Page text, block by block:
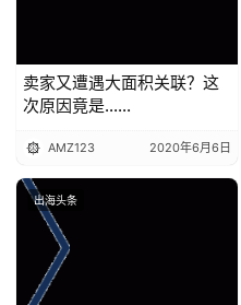
卖家又遭遇大面积关联？这
次原因竟是......
AMZ123 2020年6月6日
出海头条